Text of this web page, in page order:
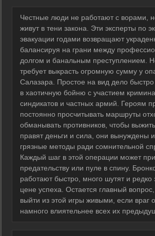
Честные люди не работают с ворами,
живут в тени закона. Эти эксперты по
эвакуации годами возвращают
балансируя на грани между
долгом и банальным преступлением.
требует выкрасть огромную сумму у
Салазара. Простое на вид дело
в хаотичную бойню с участием
синдикатов и частных армий. Героям
постоянно просчитывать маршруты
обманывать противников, чтобы
правят деньги и сила, они вынуждены
грязные методы ради сомнительной
Каждый шаг в этой операции может
предательству или пуле в спину.
работают быстро, много шутят и
цене успеха. Остается главный
выйти из этой игры живыми, если враг
намного влиятельнее всех их